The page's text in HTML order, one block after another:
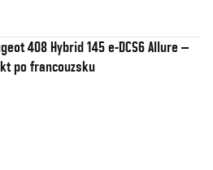
408 Hybrid 145 e-DCS6 Allure –
po francouzsku